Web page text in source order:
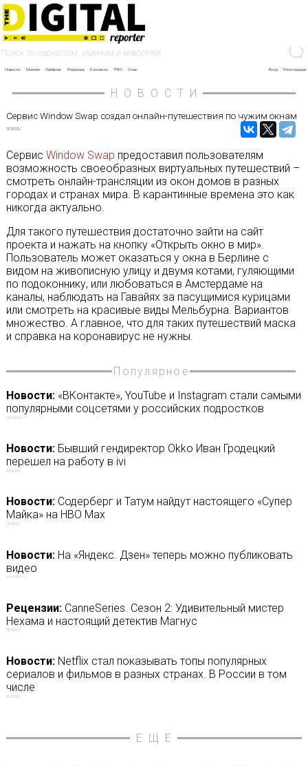
Новости Мнение Лайфхак Рецензии Контакты PRO О нас Вход Регистрация
НОВОСТИ
Сервис Window Swap создал онлайн-путешествия по чужим окнам
03/08/2020
Сервис Window Swap предоставил пользователям
возможность своеобразных виртуальных путешествий –
смотреть онлайн-трансляции из окон домов в разных
городах и странах мира. В карантинные времена это как
никогда актуально.
Для такого путешествия достаточно зайти на сайт
проекта и нажать на кнопку «Открыть окно в мир».
Пользователь может оказаться у окна в Берлине с
видом на живописную улицу и двумя котами, гуляющими
по подоконнику, или любоваться в Амстердаме на
каналы, наблюдать на Гавайях за пасущимися курицами
или смотреть на красивые виды Мельбурна. Вариантов
множество. А главное, что для таких путешествий маска
и справка на коронавирус не нужны.
Популярное
Новости:«ВКонтакте», YouTube и Instagram стали самыми
популярными соцсетями у российских подростков
04/09/2018
Новости:Бывший гендиректор Okko Иван Гродецкий
перешел на работу в ivi
06/05/2020
Новости:Содерберг и Татум найдут настоящего «Супер
Майка» на HBO Max
09/04/2021
Новости:На «Яндекс. Дзен» теперь можно публиковать
видео
27/09/2019
Рецензии:CanneSeries. Сезон 2: Удивительный мистер
Нехама и настоящий детектив Магнус
08/04/2019
Новости:Netflix стал показывать топы популярных
сериалов и фильмов в разных странах. В России в том
числе
26/02/2020
ЕЩЁ